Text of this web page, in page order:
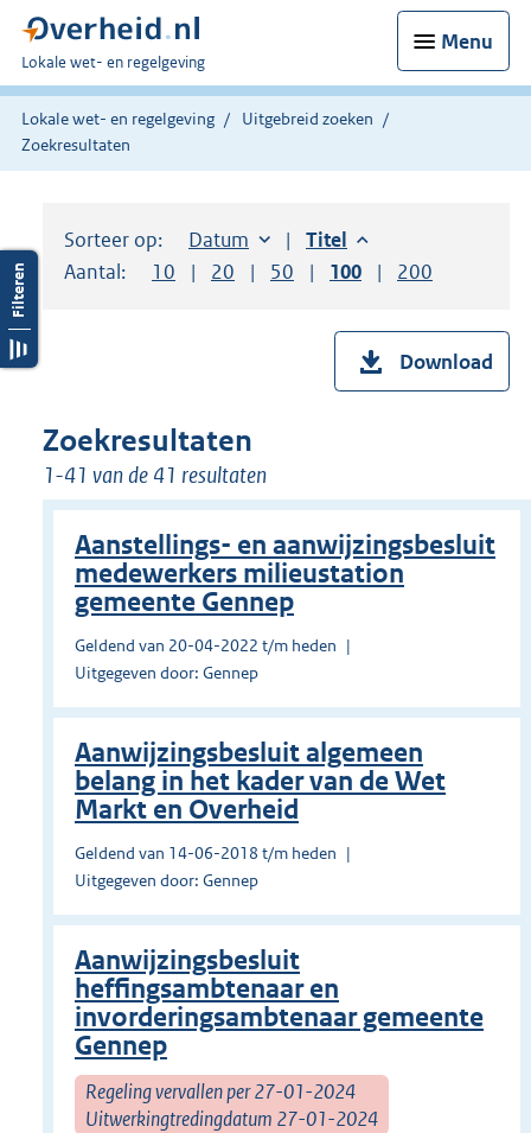
Menu
U
bent
hier:
Lokale wet- en regelgeving
Lokale wet- en regelgeving
Uitgebreid zoeken
Zoekresultaten
Sorteer op: Sorteer op:
Datum aflopendSorteer op:
Titel aflopend
Aantal:
Toon
10 resultaten per pagina
Toon
20 resultaten per pagina
Toon
50 resultaten per pagina
Toon
100 resultaten per
Toon
200
Download
Zoekresultaten
1-41 van de 41 resultaten
Aanstellings- en aanwijzingsbesluit
medewerkers milieustation
gemeente Gennep
Geldend van 20-04-2022 t/m heden
Uitgegeven door: Gennep
Aanwijzingsbesluit algemeen
belang in het kader van de Wet
Markt en Overheid
Geldend van 14-06-2018 t/m heden
Uitgegeven door: Gennep
Aanwijzingsbesluit
heffingsambtenaar en
invorderingsambtenaar gemeente
Gennep
Regeling vervallen per 27-01-2024
Uitwerkingtredingdatum 27-01-2024